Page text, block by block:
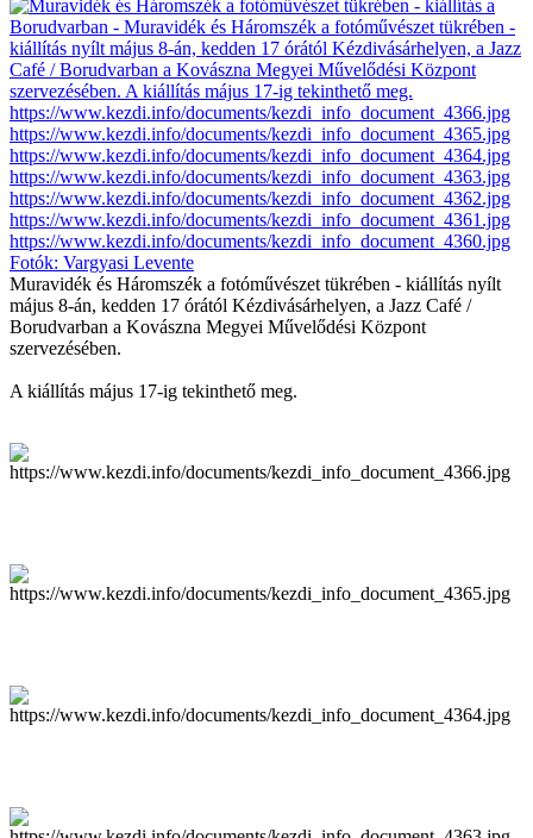
Muravidék és Háromszék a fotóművészet tükrében - kiállítás nyílt
május 8-án, kedden 17 órától Kézdivásárhelyen, a Jazz Café /
Borudvarban a Kovászna Megyei Művelődési Központ
szervezésében.
A kiállítás május 17-ig tekinthető meg.